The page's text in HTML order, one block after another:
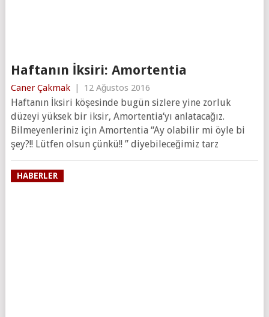
Haftanın İksiri: Amortentia
Caner Çakmak | 12 Ağustos 2016
Haftanın İksiri köşesinde bugün sizlere yine zorluk
düzeyi yüksek bir iksir, Amortentia‘yı anlatacağız.
Bilmeyenleriniz için Amortentia “Ay olabilir mi öyle bi
şey?!! Lütfen olsun çünkü!! ” diyebileceğimiz tarz
HABERLER